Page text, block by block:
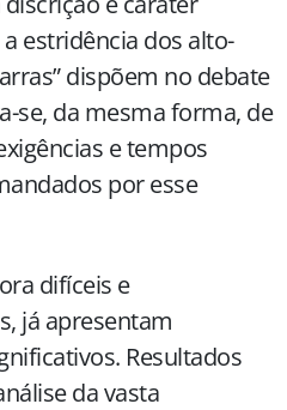
estridência dos alto-
dispõem no debate
se, da mesma forma, de
e tempos
por esse
difíceis e
já apresentam
Resultados
da vasta